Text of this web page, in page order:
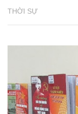
THỜI SỰ